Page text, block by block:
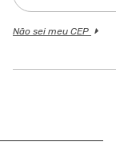
Não sei meu CEP